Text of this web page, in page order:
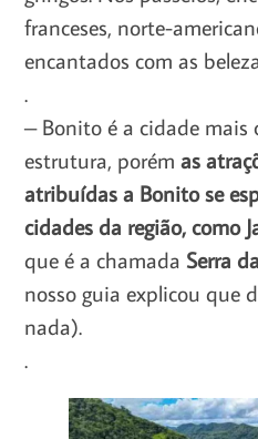
franceses, norte-
encantados com as
.
– Bonito é a cidade mais
estrutura, porémas
atribuídas a Bonito se
cidades da região, como
que é a chamada Serra
nosso guia explicou que
nada).
.